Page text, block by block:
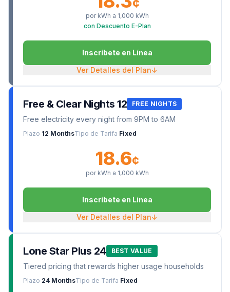
¢
por kWh a 1,000 kWh
con Descuento E-Plan
Inscríbete en Línea
Ver Detalles del Plan↓
Free & Clear Nights 12 FREE NIGHTS
Free electricity every night from 9PM to 6AM
Plazo 12 MonthsTipo de Tarifa Fixed
18.6¢
por kWh a 1,000 kWh
Inscríbete en Línea
Ver Detalles del Plan↓
Lone Star Plus 24 BEST VALUE
Tiered pricing that rewards higher usage households
Plazo 24 MonthsTipo de Tarifa Fixed